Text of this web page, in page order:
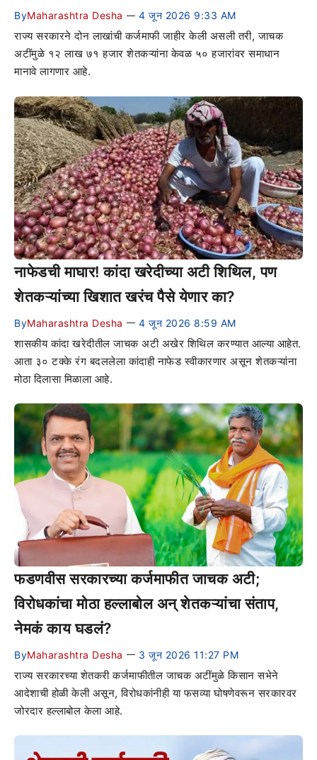
ByMaharashtra Desha — 4 जून 2026 9:33 AM
राज्य सरकारने दोन लाखांची कर्जमाफी जाहीर केली असली तरी, जाचक
अटींमुळे १२ लाख ७१ हजार शेतकऱ्यांना केवळ ५० हजारांवर समाधान
मानावे लागणार आहे.
नाफेडची माघार! कांदा खरेदीच्या अटी शिथिल, पण
शेतकऱ्यांच्या खिशात खरंच पैसे येणार का?
ByMaharashtra Desha — 4 जून 2026 8:59 AM
शासकीय कांदा खरेदीतील जाचक अटी अखेर शिथिल करण्यात आल्या आहेत.
आता ३० टक्के रंग बदललेला कांदाही नाफेड स्वीकारणार असून शेतकऱ्यांना
मोठा दिलासा मिळाला आहे.
फडणवीस सरकारच्या कर्जमाफीत जाचक अटी;
विरोधकांचा मोठा हल्लाबोल अन् शेतकऱ्यांचा संताप,
नेमकं काय घडलं?
ByMaharashtra Desha — 3 जून 2026 11:27 PM
राज्य सरकारच्या शेतकरी कर्जमाफीतील जाचक अटींमुळे किसान सभेने
आदेशाची होळी केली असून, विरोधकांनीही या फसव्या घोषणेवरून सरकारवर
जोरदार हल्लाबोल केला आहे.